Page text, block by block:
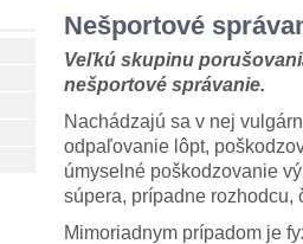
Nešportové
Veľkú skupinu
nešportové správanie.
Nachádzajú sa v nej
odpaľovanie lôpt,
úmyselné poškodzovanie
súpera, prípadne rozhodcu,
Mimoriadnym prípadom je